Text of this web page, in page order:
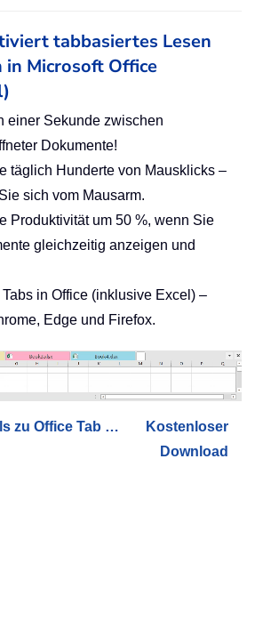
tabbasiertes Lesen
in Microsoft Office
einer Sekunde zwischen
Dokumente!
täglich Hunderte von Mausklicks –
sich vom Mausarm.
Produktivität um 50 %, wenn Sie
gleichzeitig anzeigen und
in Office (inklusive Excel) –
Edge und Firefox.
zu Office Tab …
Kostenloser
Download